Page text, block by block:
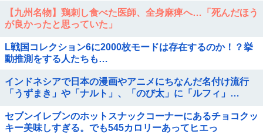
【九州名物】鶏刺し食べた医師、全身麻痺へ…「死んだほう
が良かったと思っていた」
L戦国コレクション6に2000枚モードは存在するのか！？挙
動推測をする人たちも…
インドネシアで日本の漫画やアニメにちなんだ名付け流行
「うずまき」や「ナルト」、「のび太」に「ルフィ」…
セブンイレブンのホットスナックコーナーにあるチョコクッ
キー美味しすぎる。でも545カロリーあってヒエっ